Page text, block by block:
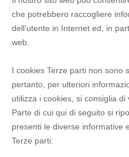
che potrebbero raccogliere
dell’utente in Internet ed, in
web.
I cookies Terze parti non sono
pertanto, per ulteriori
utilizza i cookies, si consiglia
Parte di cui qui di seguito si
presenti le diverse informative
Terze parti: